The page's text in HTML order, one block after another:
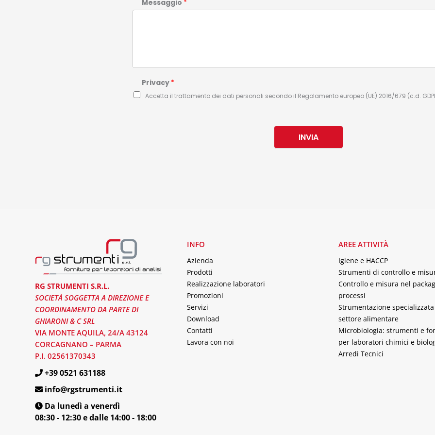
Messaggio *
Privacy *
Accetta il trattamento dei dati personali secondo il Regolamento europeo (UE) 2016/679 (c.d.
INVIA
RG STRUMENTI S.R.L.
SOCIETÀ SOGGETTA A DIREZIONE E
COORDINAMENTO DA PARTE DI
GHIARONI & C SRL
VIA MONTE AQUILA, 24/A 43124
CORCAGNANO – PARMA
P.I. 02561370343
+39 0521 631188
info@rgstrumenti.it
Da lunedì a venerdì
08:30 - 12:30 e dalle 14:00 - 18:00
INFO
Azienda
Prodotti
Realizzazione laboratori
Promozioni
Servizi
Download
Contatti
Lavora con noi
AREE ATTIVITÀ
Igiene e HACCP
Strumenti di controllo e
Controllo e misura nel
processi
Strumentazione
settore alimentare
Microbiologia: strumenti e
per laboratori chimici e
Arredi Tecnici